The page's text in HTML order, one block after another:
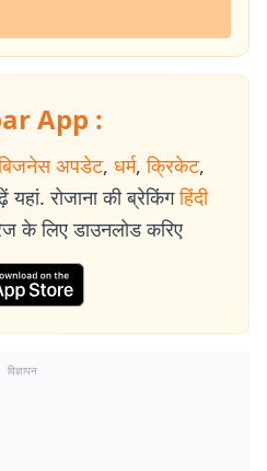
App :
अपडेट, धर्म, क्रिकेट,
रोजाना की ब्रेकिंग हिंदी
के लिए डाउनलोड करिए
विज्ञापन